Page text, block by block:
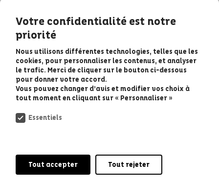
Un Parc de quartier pour tous à Arlac - Jérémie
Chassain et Guillaume Rebejac
Renforcer la sécurité des piétons en ville - Patrick
Gronier et Marie-France Aniotsbehere
Rafraîchissement de la cour d'école Rosa Bonheur -
Association des parents d'élèves indépendant de
Chemin-Long
Le Jardin qui murmure - Olivier Caley
Collectif bricolage et aide à domicile - Sylvain Puissacq
Fresque murale avec l'artiste A-MO - Guillaume Bastard
de Crisnay
établissements de Jean Jaurès
Station de gonflage pour vélos - Najat Nounou
Des tables de ping-pong en ville - Kémil Allart et
Votre confidentialité est notre
priorité
Nous utilisons différentes technologies, telles que les
cookies, pour personnaliser les contenus, et analyser
le trafic. Merci de cliquer sur le bouton ci-dessous
pour donner votre accord.
Vous pouvez changer d’avis et modifier vos choix à
tout moment en cliquant sur « Personnaliser »
Essentiels
Tout accepter Tout rejeter